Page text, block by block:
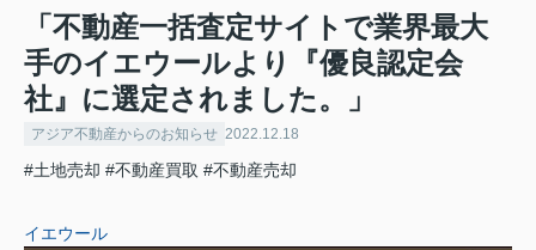
「不動産一括査定サイトで業界最大
手のイエウールより『優良認定会
社』に選定されました。」
アジア不動産からのお知らせ 2022.12.18
#土地売却 #不動産買取 #不動産売却
イエウール